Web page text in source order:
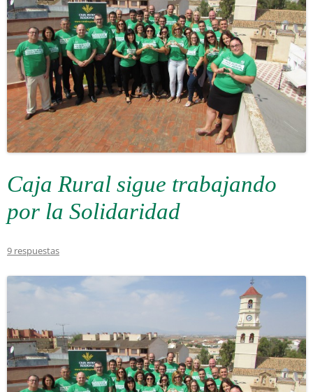
Caja Rural sigue trabajando
por la Solidaridad
9 respuestas